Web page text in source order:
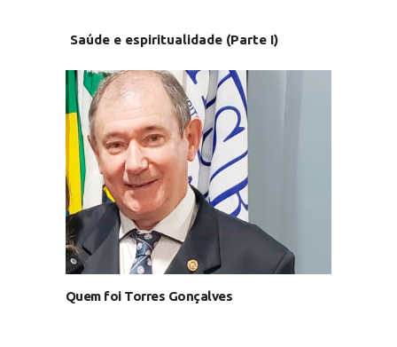
Saúde e espiritualidade (Parte I)
Quem foi Torres Gonçalves